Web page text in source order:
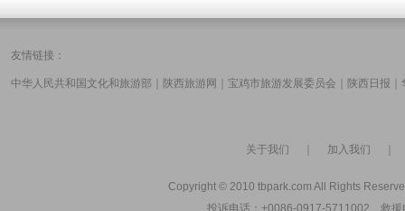
友情链接：
中华人民共和国文化和旅游部 陕西旅游网 宝鸡市旅游发展委员会 陕西日报
关于我们 加入我们
Copyright © 2010 tbpark.com All Rights
投诉电话：+0086-0917-5711002 救